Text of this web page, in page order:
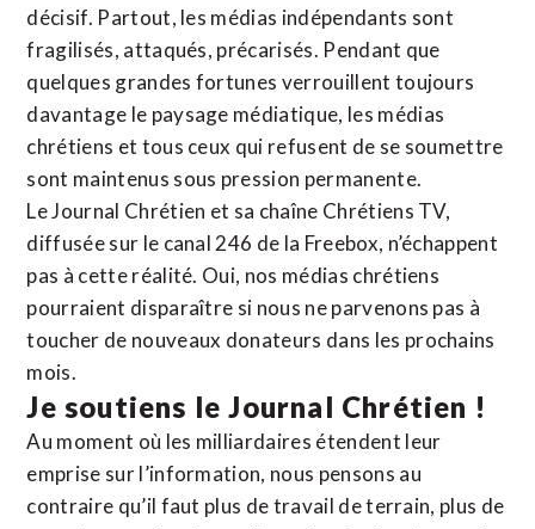
décisif. Partout, les médias indépendants sont
fragilisés, attaqués, précarisés. Pendant que
quelques grandes fortunes verrouillent toujours
davantage le paysage médiatique, les médias
chrétiens et tous ceux qui refusent de se soumettre
sont maintenus sous pression permanente.
Le Journal Chrétien et sa chaîne Chrétiens TV,
diffusée sur le canal 246 de la Freebox, n’échappent
pas à cette réalité. Oui, nos médias chrétiens
pourraient disparaître si nous ne parvenons pas à
toucher de nouveaux donateurs dans les prochains
mois.
Je soutiens le Journal Chrétien !
Au moment où les milliardaires étendent leur
emprise sur l’information, nous pensons au
contraire qu’il faut plus de travail de terrain, plus de